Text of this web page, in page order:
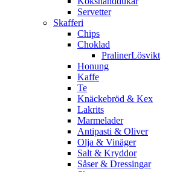
Servetter
Skafferi
Chips
Choklad
PralinerLösvikt
Honung
Kaffe
Te
Knäckebröd & Kex
Lakrits
Marmelader
Antipasti & Oliver
Olja & Vinäger
Salt & Kryddor
Såser & Dressingar